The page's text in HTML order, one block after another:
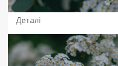
Деталі